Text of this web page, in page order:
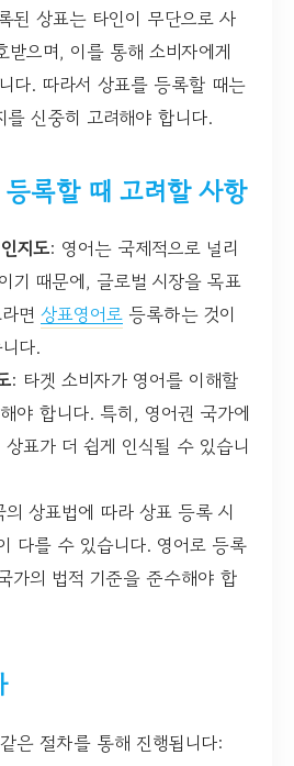
된 상표는 타인이 무단으로 사
으며, 이를 통해 소비자에게
다. 따라서 상표를 등록할 때는
신중히 고려해야 합니다.
록할 때 고려할 사항
지도: 영어는 국제적으로 널리
기 때문에, 글로벌 시장을 목표
면 상표영어로 등록하는 것이
다.
: 타겟 소비자가 영어를 이해할
야 합니다. 특히, 영어권 국가에
표가 더 쉽게 인식될 수 있습니
의 상표법에 따라 상표 등록 시
다를 수 있습니다. 영어로 등록
가의 법적 기준을 준수해야 합
은 절차를 통해 진행됩니다: